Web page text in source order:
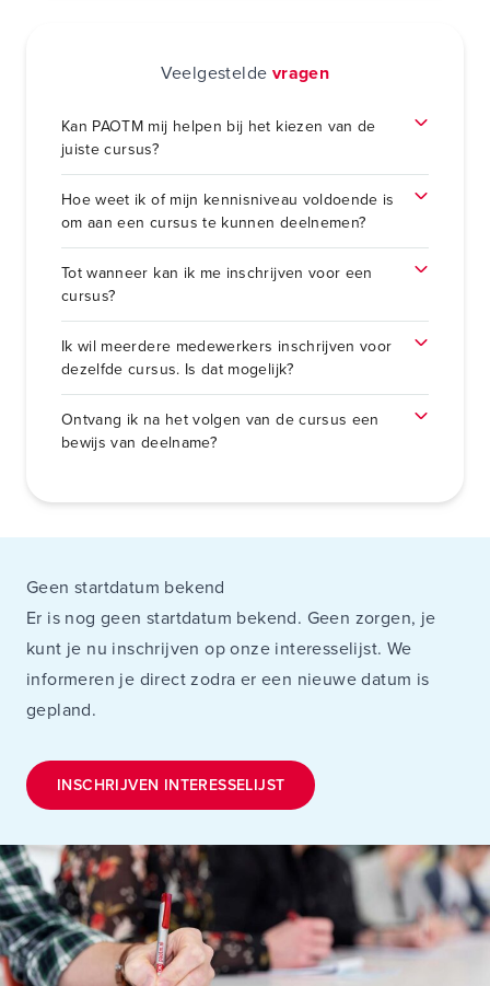
Veelgestelde vragen
Kan PAOTM mij helpen bij het kiezen van de
juiste cursus?
Hoe weet ik of mijn kennisniveau voldoende is
om aan een cursus te kunnen deelnemen?
Tot wanneer kan ik me inschrijven voor een
cursus?
Ik wil meerdere medewerkers inschrijven voor
dezelfde cursus. Is dat mogelijk?
Ontvang ik na het volgen van de cursus een
bewijs van deelname?
Geen startdatum bekend
Er is nog geen startdatum bekend. Geen zorgen, je
kunt je nu inschrijven op onze interesselijst. We
informeren je direct zodra er een nieuwe datum is
gepland.
INSCHRIJVEN INTERESSELIJST